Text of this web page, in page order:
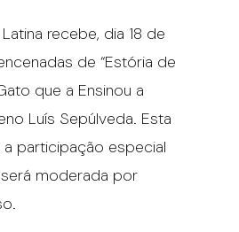
recebe, dia 18 de
de “Estória de
que a Ensinou a
Luís Sepúlveda. Esta
participação especial
moderada por